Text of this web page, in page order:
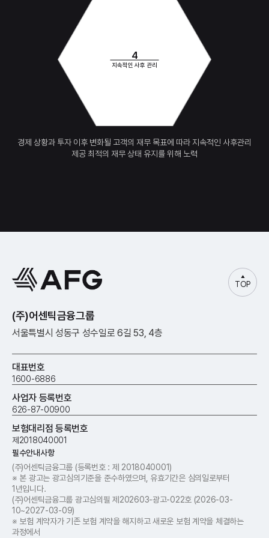
4
지속적인 사후 관리
경제 상황과 투자 이후 변화될 고객의 재무 목표에 따라 지속적인 사후관리
제공최적의 재무 상태 유지를 위해 노력
TOP
(주)어센틱금융그룹
서울특별시 성동구 성수일로 6길 53, 4층
대표번호
1600-6886
사업자 등록번호
626-87-00900
보험대리점 등록번호
제2018040001
필수안내사항
(주)어센틱금융그룹 (등록번호 : 제 2018​040001)
※ 본 광고는 광고심의기준을 준수하였으며, 유효기간은 심의일로부터
1년입니다.
(주)어센틱금융그룹 광고심의필 제202603-광고-022호 (2026-03-
10~2027-03-09)
※ 보험 계약자가 기존 보험 계약을 해지하고 새로운 보험 계약을 체결하는
과정에서